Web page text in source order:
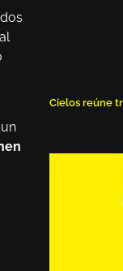
Cielos reúne